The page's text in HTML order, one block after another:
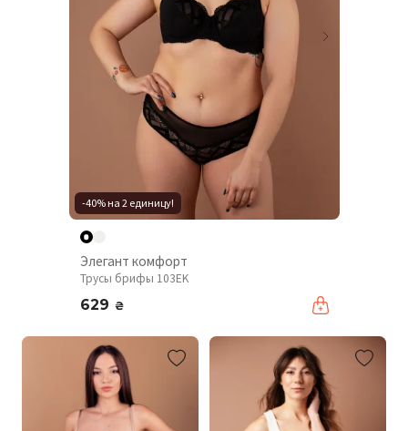
-40% на 2 единицу!
Элегант комфорт
Трусы брифы 103EK
629 ₴